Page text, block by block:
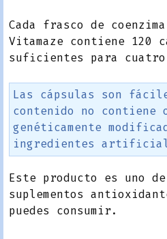
Cada frasco de
Vitamaze contiene 120
suficientes para cuatro
Las cápsulas son
contenido no contiene
genéticamente
ingredientes
Este producto es uno
suplementos
puedes consumir.